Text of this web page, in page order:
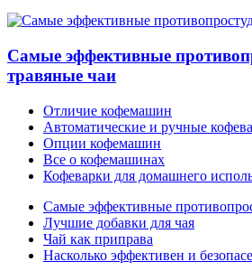
Самые эффективные
травяные чаи
Отличие кофемашин
Автоматические и ручные
Опции кофемашин
Все о кофемашинах
Кофеварки для домашнего
Самые эффективные
Лучшие добавки для чая
Чай как приправа
Насколько эффективен и